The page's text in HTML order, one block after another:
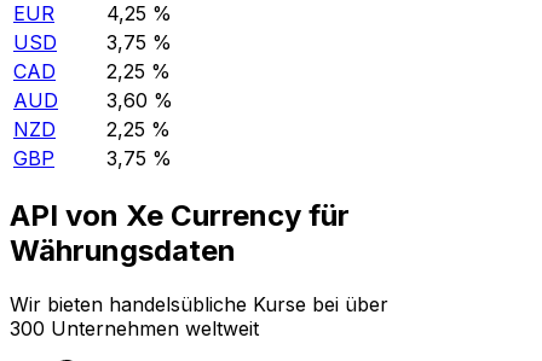
EUR
4,25 %
USD
3,75 %
CAD
2,25 %
AUD
3,60 %
NZD
2,25 %
GBP
3,75 %
API von Xe Currency für
Währungsdaten
Wir bieten handelsübliche Kurse bei über
300 Unternehmen weltweit